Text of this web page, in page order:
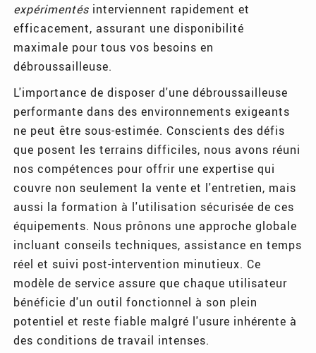
expérimentés interviennent rapidement et
efficacement, assurant une disponibilité
maximale pour tous vos besoins en
débroussailleuse.
L'importance de disposer d'une débroussailleuse
performante dans des environnements exigeants
ne peut être sous-estimée. Conscients des défis
que posent les terrains difficiles, nous avons réuni
nos compétences pour offrir une expertise qui
couvre non seulement la vente et l'entretien, mais
aussi la formation à l'utilisation sécurisée de ces
équipements. Nous prônons une approche globale
incluant conseils techniques, assistance en temps
réel et suivi post-intervention minutieux. Ce
modèle de service assure que chaque utilisateur
bénéficie d'un outil fonctionnel à son plein
potentiel et reste fiable malgré l'usure inhérente à
des conditions de travail intenses.